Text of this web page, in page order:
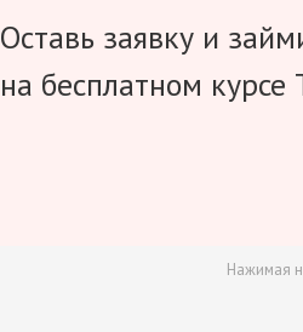
Оставь заявку и
на бесплатном курсе
Нажимая